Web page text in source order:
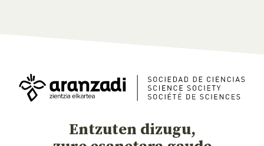
Entzuten dizugu,